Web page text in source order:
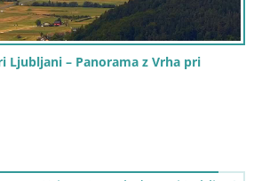
Ljubljani – Panorama z Vrha pri